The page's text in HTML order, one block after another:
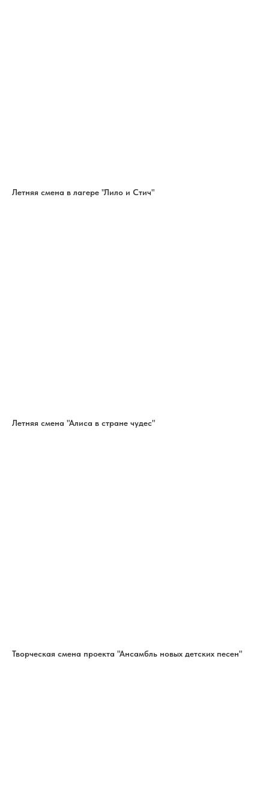
Летняя смена в лагере "Лило и Стич"
Летняя смена "Алиса в стране чудес"
Творческая смена проекта "Ансамбль новых детских песен"